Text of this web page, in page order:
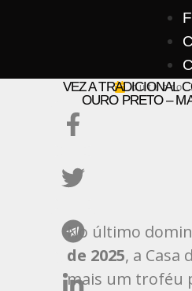
outubro
A CASA DO
VEZ A TRADICIONAL
OURO PRETO –
No último
de 2025, a Casa
mais um troféu